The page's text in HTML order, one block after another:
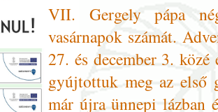
VII. Gergely pápa
vasárnapok számát.
27. és december 3.
gyújtottuk meg az első
már újra ünnepi lázban